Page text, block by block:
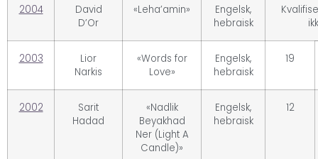
2004
David
D’Or
«Leha’amin»
Engelsk,
hebraisk
2003
Lior
Narkis
«Words for
Love»
Engelsk,
hebraisk
19
2002
Sarit
Hadad
«Nadlik
Beyakhad
Ner (Light A
Candle)»
Engelsk,
hebraisk
12